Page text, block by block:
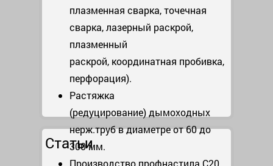
плазменная сварка, точечная
сварка, лазерный раскрой,
плазменный
раскрой, координатная пробивка,
перфорация).
Растяжка
(редуцирование) дымоходных
нерж.труб в диаметре от 60 до
300 мм.
Производство профнастила С20,
Статьи